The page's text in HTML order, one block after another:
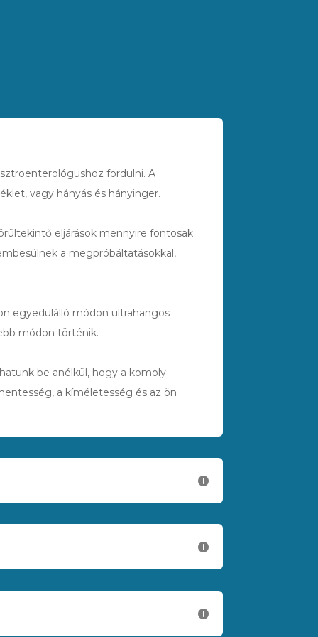
fordulni. A
vagy hányás és hányinger.
eljárások mennyire fontosak
a megpróbáltatásokkal,
egyedülálló módon ultrahangos
módon történik.
be anélkül, hogy a komoly
a kíméletesség és az ön